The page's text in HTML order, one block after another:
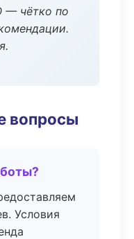
— чётко по
вопросы
Условия